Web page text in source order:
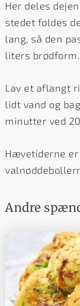
Her deles
stedet foldes
lang, så den
liters brødform.
Lav et aflangt
lidt vand og
minutter ved
Hævetiderne er
Andre